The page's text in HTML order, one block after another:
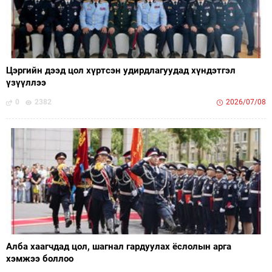
Цэргийн дээд цол хүртсэн удирдлагуудад хүндэтгэл
үзүүллээ
0 2382 2026/07/08
Алба хаагчдад цол, шагнал гардуулах ёслолын арга
хэмжээ боллоо